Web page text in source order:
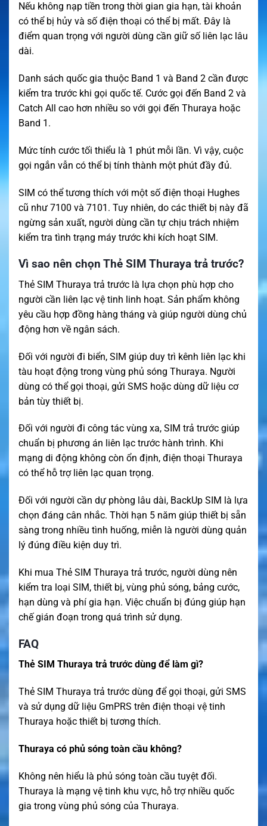
Nếu không nạp tiền trong thời gian gia hạn, tài khoản
có thể bị hủy và số điện thoại có thể bị mất. Đây là
điểm quan trọng với người dùng cần giữ số liên lạc lâu
dài.
Danh sách quốc gia thuộc Band 1 và Band 2 cần được
kiểm tra trước khi gọi quốc tế. Cước gọi đến Band 2 và
Catch All cao hơn nhiều so với gọi đến Thuraya hoặc
Band 1.
Mức tính cước tối thiểu là 1 phút mỗi lần. Vì vậy, cuộc
gọi ngắn vẫn có thể bị tính thành một phút đầy đủ.
SIM có thể tương thích với một số điện thoại Hughes
cũ như 7100 và 7101. Tuy nhiên, do các thiết bị này đã
ngừng sản xuất, người dùng cần tự chịu trách nhiệm
kiểm tra tình trạng máy trước khi kích hoạt SIM.
Vì sao nên chọn Thẻ SIM Thuraya trả trước?
Thẻ SIM Thuraya trả trước là lựa chọn phù hợp cho
người cần liên lạc vệ tinh linh hoạt. Sản phẩm không
yêu cầu hợp đồng hàng tháng và giúp người dùng chủ
động hơn về ngân sách.
Đối với người đi biển, SIM giúp duy trì kênh liên lạc khi
tàu hoạt động trong vùng phủ sóng Thuraya. Người
dùng có thể gọi thoại, gửi SMS hoặc dùng dữ liệu cơ
bản tùy thiết bị.
Đối với người đi công tác vùng xa, SIM trả trước giúp
chuẩn bị phương án liên lạc trước hành trình. Khi
mạng di động không còn ổn định, điện thoại Thuraya
có thể hỗ trợ liên lạc quan trọng.
Đối với người cần dự phòng lâu dài, BackUp SIM là lựa
chọn đáng cân nhắc. Thời hạn 5 năm giúp thiết bị sẵn
sàng trong nhiều tình huống, miễn là người dùng quản
lý đúng điều kiện duy trì.
Khi mua Thẻ SIM Thuraya trả trước, người dùng nên
kiểm tra loại SIM, thiết bị, vùng phủ sóng, bảng cước,
hạn dùng và phí gia hạn. Việc chuẩn bị đúng giúp hạn
chế gián đoạn trong quá trình sử dụng.
FAQ
Thẻ SIM Thuraya trả trước dùng để làm gì?
Thẻ SIM Thuraya trả trước dùng để gọi thoại, gửi SMS
và sử dụng dữ liệu GmPRS trên điện thoại vệ tinh
Thuraya hoặc thiết bị tương thích.
Thuraya có phủ sóng toàn cầu không?
Không nên hiểu là phủ sóng toàn cầu tuyệt đối.
Thuraya là mạng vệ tinh khu vực, hỗ trợ nhiều quốc
gia trong vùng phủ sóng của Thuraya.